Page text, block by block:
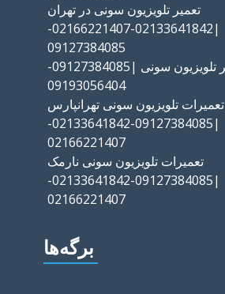
تعمیر تلویزیون سونی در تهران
|02133641842-02166221407-
09127384085
تعمیر تلویزیون سونی |09127384085-
09193056404
تعمیرات تلویزیون سونی تهرانپارس
|09127384085-02133641842-
02166221407
تعمیرات تلویزیون سونی نارمک
|09127384085-02133641842-
02166221407
برگه‌ها